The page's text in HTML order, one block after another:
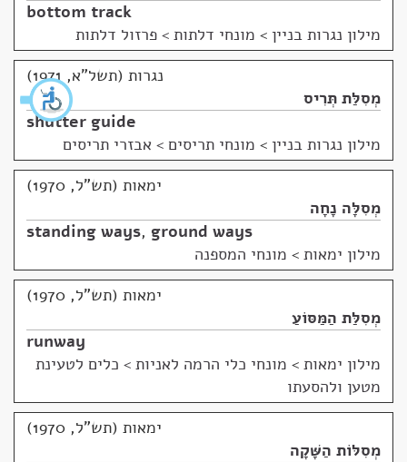
bottom track
מילון נגרות בניין > מונחי דלתות > פרזול דלתות
נגרות (תשל"א, 1971)
מְסִלַּת תְּרִיס
shutter guide
מילון נגרות בניין > מונחי תריסים > אבזרי תריסים
ימאות (תש"ל, 1970)
מְסִלָּה נָחָה
standing ways, ground ways
מילון ימאות > מונחי המספנה
ימאות (תש"ל, 1970)
מְסִלַּת הַמַּסּוֹעַ
runway
מילון ימאות > מונחי כלי הרמה לאניות > כלים לטעינת
מטען ולהסעתו
ימאות (תש"ל, 1970)
מְסִלּוֹת הַשָּׁקָה